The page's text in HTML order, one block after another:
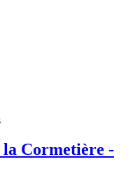
la Cormetière -